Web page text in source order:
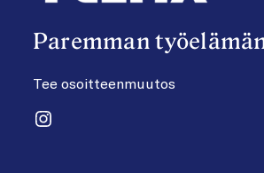
Paremman
Tee osoitteenmuutos
Instagram